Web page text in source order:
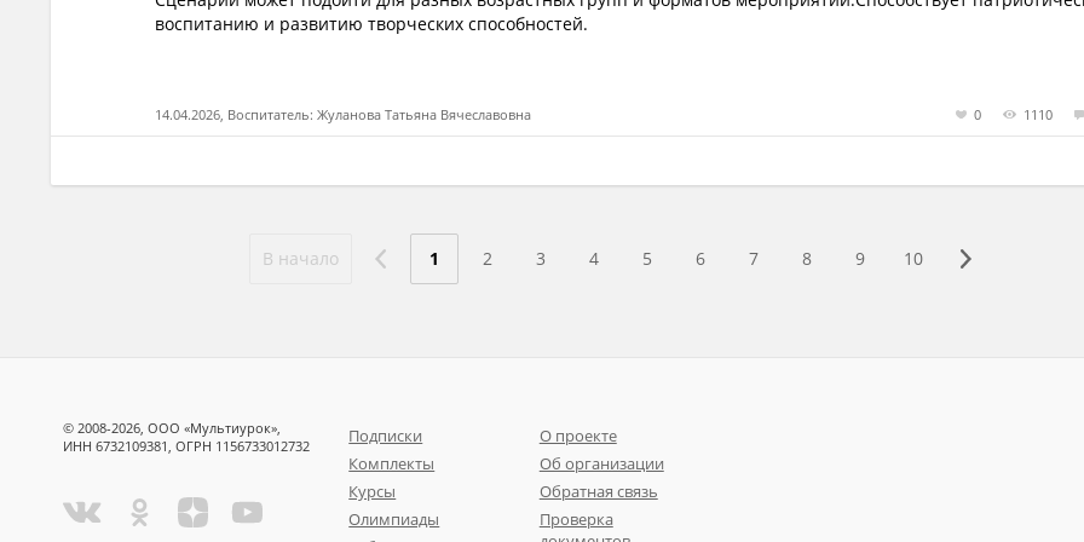
воспитанию и развитию творческих способностей.
14.04.2026, Воспитатель: Жуланова Татьяна Вячеславовна 0 1110
В начало 1 2 3 4 5 6 7 8 9 10
© 2008-2026, ООО «Мультиурок»,
ИНН 6732109381, ОГРН 1156733012732
Подписки
Комплекты
Курсы
Олимпиады
О проекте
Об организации
Обратная связь
Проверка